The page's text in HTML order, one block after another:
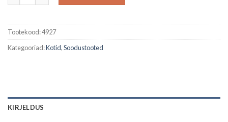
Tootekood:4927
Kategooriad:Kotid,Soodustooted
KIRJELDUS